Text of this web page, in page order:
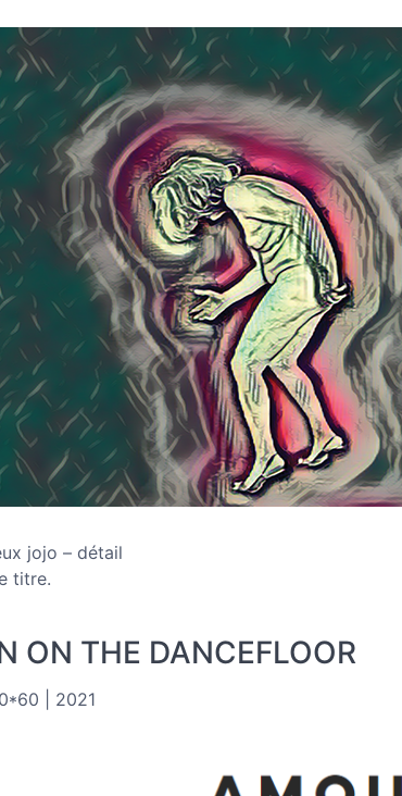
jojo – détail
titre.
ON THE DANCEFLOOR
| 2021